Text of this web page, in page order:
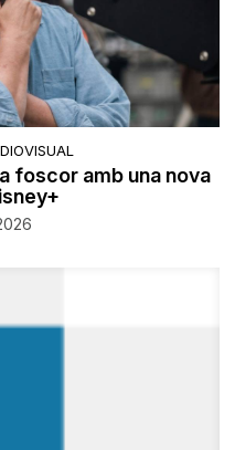
foscor amb una nova